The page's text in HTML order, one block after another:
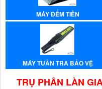
MÁY ĐẾM TIỀN
MÁY TUẦN TRA BẢO VỆ
TRỤ PHÂN LÀN